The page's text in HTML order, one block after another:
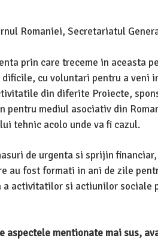
Romaniei, Secretariatul
prin care treceme in aceasta
dificile, cu voluntari pentru a
din diferite Proiecte,
pentru mediul asociativ din
tehnic acolo unde va fi cazul.
de urgenta si sprijin
au fost formati in ani de zile
a activitatilor si actiunilor sociale
aspectele mentionate mai sus,